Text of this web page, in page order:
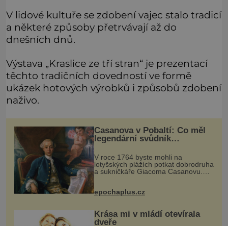
V lidové kultuře se zdobení vajec stalo tradicí
a některé způsoby přetrvávají až do
dnešních dnů.
Výstava „Kraslice ze tří stran“ je prezentací
těchto tradičních dovedností ve formě
ukázek hotových výrobků i způsobů zdobení
naživo.
Casanova v Pobaltí: Co měl
legendární svůdník
společného se svobodnými
zednáři?
V roce 1764 byste mohli na
lotyšských plážích potkat dobrodruha
a sukničkáře Giacoma Casanovu.
Jeho cesta k Baltskému moři však
pracovní cestou se zištnými úmysly.
epochaplus.cz
Krása mi v mládí otevírala
dveře